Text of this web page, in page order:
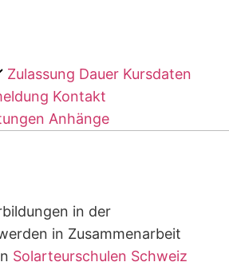
Zulassung Dauer Kursdaten​
Kontakt
Anhänge
in der
in Zusammenarbeit
Solarteurschulen Schweiz